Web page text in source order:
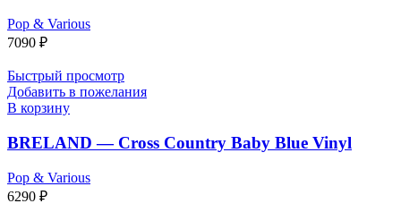
Pop & Various
7090 ₽
Быстрый просмотр
Добавить в пожелания
В корзину
BRELAND — Cross Country Baby Blue Vinyl
Pop & Various
6290 ₽